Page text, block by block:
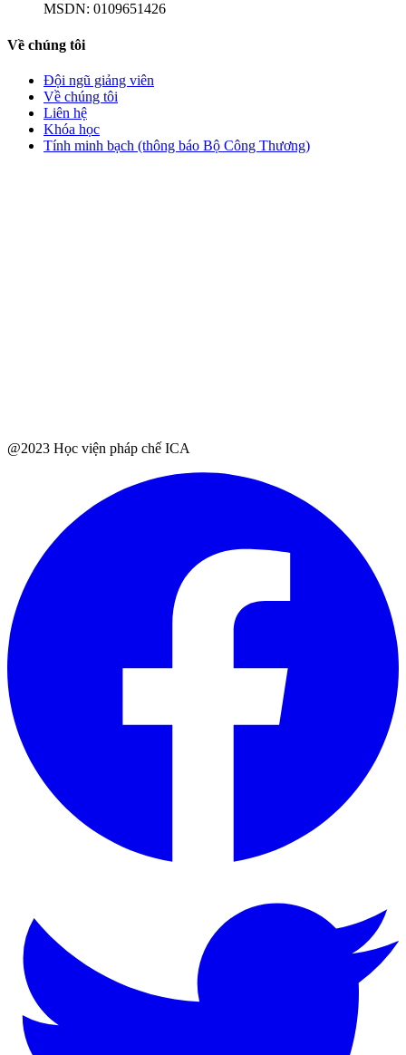
MSDN: 0109651426
Về chúng tôi
Đội ngũ giảng viên
Về chúng tôi
Liên hệ
Khóa học
Tính minh bạch (thông báo Bộ Công Thương)
@2023 Học viện pháp chế ICA